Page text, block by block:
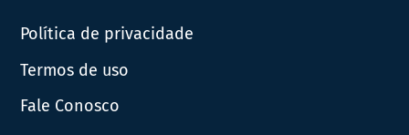
Política de privacidade
Termos de uso
Fale Conosco